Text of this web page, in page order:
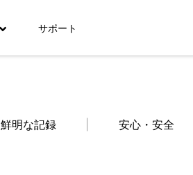
サポート
鮮明な記録 安心・安全